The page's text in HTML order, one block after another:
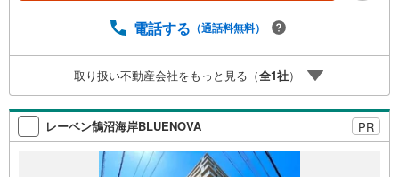
ーニング他 電話する （通話料無料）
取り扱い不動産会社をもっと見る（全1社）
レーベン鵠沼海岸BLUENOVA PR